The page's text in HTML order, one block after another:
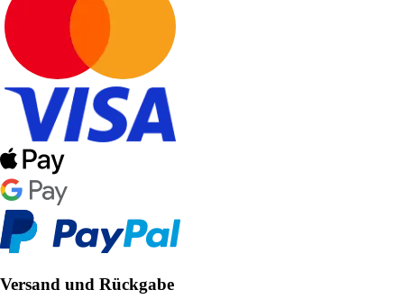
Versand und Rückgabe